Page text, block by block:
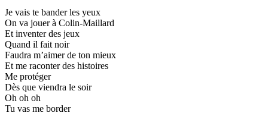
Je vais te bander les yeux
On va jouer à Colin-Maillard
Et inventer des jeux
Quand il fait noir
Faudra m’aimer de ton mieux
Et me raconter des histoires
Me protéger
Dès que viendra le soir
Oh oh oh
Tu vas me border